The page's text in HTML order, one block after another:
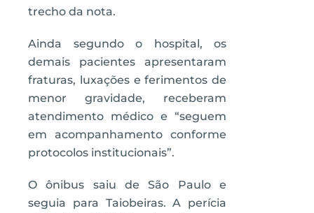
trecho da nota.
Ainda segundo o hospital, os
demais pacientes apresentaram
fraturas, luxações e ferimentos de
menor gravidade, receberam
atendimento médico e “seguem
em acompanhamento conforme
protocolos institucionais”.
O ônibus saiu de São Paulo e
seguia para Taiobeiras. A perícia